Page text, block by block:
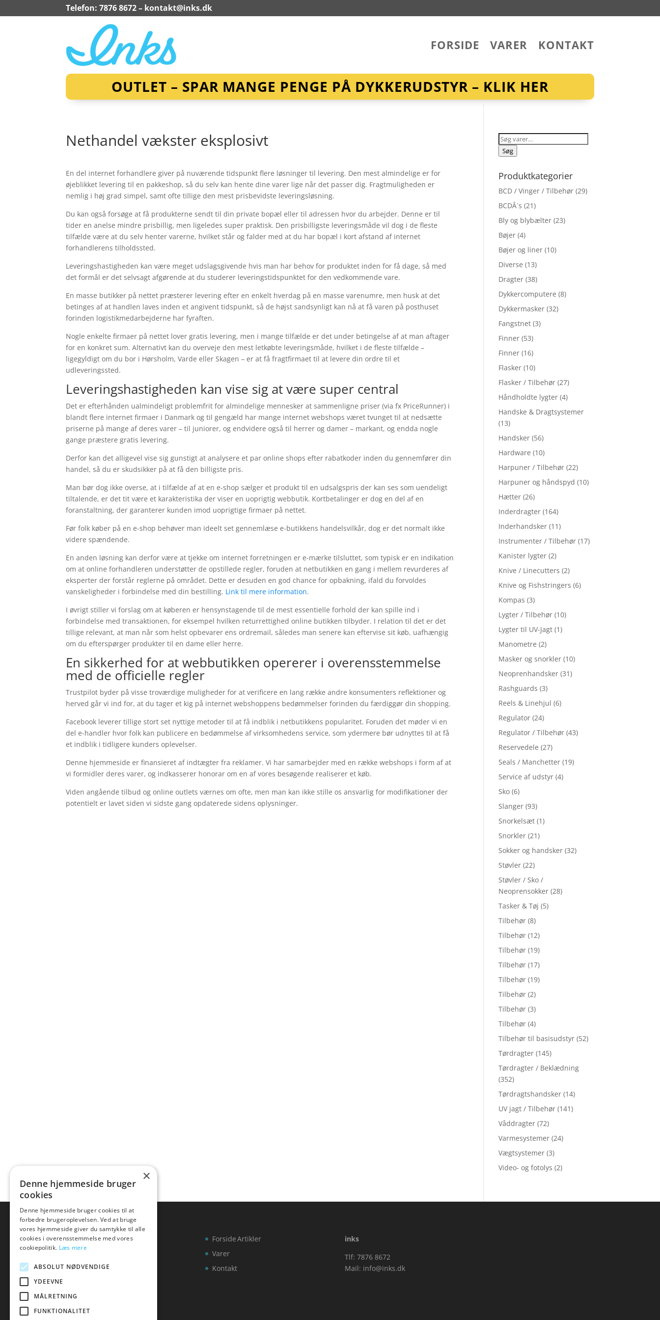
Telefon: 7876 8672 – kontakt@inks.dk
FORSIDE VARER KONTAKT
OUTLET – SPAR MANGE PENGE PÅ DYKKERUDSTYR – KLIK HER
Nethandel vækster eksplosivt
En del internet forhandlere giver på nuværende tidspunkt flere løsninger til levering. Den mest almindelige er for
øjeblikket levering til en pakkeshop, så du selv kan hente dine varer lige når det passer dig. Fragtmuligheden er
nemlig i høj grad simpel, samt ofte tillige den mest prisbevidste leveringsløsning.
Du kan også forsøge at få produkterne sendt til din private bopæl eller til adressen hvor du arbejder. Denne er til
tider en anelse mindre prisbillig, men ligeledes super praktisk. Den prisbilligste leveringsmåde vil dog i de fleste
tilfælde være at du selv henter varerne, hvilket står og falder med at du har bopæl i kort afstand af internet
forhandlerens tilholdssted.
Leveringshastigheden kan være meget udslagsgivende hvis man har behov for produktet inden for få dage, så med
det formål er det selvsagt afgørende at du studerer leveringstidspunktet for den vedkommende vare.
En masse butikker på nettet præsterer levering efter en enkelt hverdag på en masse varenumre, men husk at det
betinges af at handlen laves inden et angivent tidspunkt, så de højst sandsynligt kan nå at få varen på posthuset
forinden logistikmedarbejderne har fyraften.
Nogle enkelte firmaer på nettet lover gratis levering, men i mange tilfælde er det under betingelse af at man aftager
for en konkret sum. Alternativt kan du overveje den mest letkøbte leveringsmåde, hvilket i de fleste tilfælde –
ligegyldigt om du bor i Hørsholm, Varde eller Skagen – er at få fragtfirmaet til at levere din ordre til et
udleveringssted.
Leveringshastigheden kan vise sig at være super central
Det er efterhånden ualmindeligt problemfrit for almindelige mennesker at sammenligne priser (via fx PriceRunner) i
blandt flere internet firmaer i Danmark og til gengæld har mange internet webshops været tvunget til at nedsætte
priserne på mange af deres varer – til juniorer, og endvidere også til herrer og damer – markant, og endda nogle
gange præstere gratis levering.
Derfor kan det alligevel vise sig gunstigt at analysere et par online shops efter rabatkoder inden du gennemfører din
handel, så du er skudsikker på at få den billigste pris.
Man bør dog ikke overse, at i tilfælde af at en e-shop sælger et produkt til en udsalgspris der kan ses som uendeligt
tiltalende, er det tit være et karakteristika der viser en uoprigtig webbutik. Kortbetalinger er dog en del af en
foranstaltning, der garanterer kunden imod uoprigtige firmaer på nettet.
Før folk køber på en e-shop behøver man ideelt set gennemlæse e-butikkens handelsvilkår, dog er det normalt ikke
videre spændende.
En anden løsning kan derfor være at tjekke om internet forretningen er e-mærke tilsluttet, som typisk er en indikation
om at online forhandleren understøtter de opstillede regler, foruden at netbutikken en gang i mellem revurderes af
eksperter der forstår reglerne på området. Dette er desuden en god chance for opbakning, ifald du forvoldes
vanskeligheder i forbindelse med din bestilling. Link til mere information.
I øvrigt stiller vi forslag om at køberen er hensynstagende til de mest essentielle forhold der kan spille ind i
forbindelse med transaktionen, for eksempel hvilken returrettighed online butikken tilbyder. I relation til det er det
tillige relevant, at man når som helst opbevarer ens ordremail, således man senere kan eftervise sit køb, uafhængig
om du efterspørger produkter til en dame eller herre.
En sikkerhed for at webbutikken opererer i overensstemmelse
med de officielle regler
Trustpilot byder på visse troværdige muligheder for at verificere en lang række andre konsumenters reflektioner og
herved går vi ind for, at du tager et kig på internet webshoppens bedømmelser forinden du færdiggør din shopping.
Facebook leverer tillige stort set nyttige metoder til at få indblik i netbutikkens popularitet. Foruden det møder vi en
del e-handler hvor folk kan publicere en bedømmelse af virksomhedens service, som ydermere bør udnyttes til at få
et indblik i tidligere kunders oplevelser.
Denne hjemmeside er finansieret af indtægter fra reklamer. Vi har samarbejder med en række webshops i form af at
vi formidler deres varer, og indkasserer honorar om en af vores besøgende realiserer et køb.
Viden angående tilbud og online outlets værnes om ofte, men man kan ikke stille os ansvarlig for modifikationer der
potentielt er lavet siden vi sidste gang opdaterede sidens oplysninger.
Søg
efter:
Søg
Produktkategorier
BCD / Vinger / Tilbehør (29)
BCDÂ´s (21)
Bly og blybælter (23)
Bøjer (4)
Bøjer og liner (10)
Diverse (13)
Dragter (38)
Dykkercomputere (8)
Dykkermasker (32)
Fangstnet (3)
Finner (53)
Finner (16)
Flasker (10)
Flasker / Tilbehør (27)
Håndholdte lygter (4)
Handske & Dragtsystemer
(13)
Handsker (56)
Hardware (10)
Harpuner / Tilbehør (22)
Harpuner og håndspyd (10)
Hætter (26)
Inderdragter (164)
Inderhandsker (11)
Instrumenter / Tilbehør (17)
Kanister lygter (2)
Knive / Linecutters (2)
Knive og Fishstringers (6)
Kompas (3)
Lygter / Tilbehør (10)
Lygter til UV-Jagt (1)
Manometre (2)
Masker og snorkler (10)
Neoprenhandsker (31)
Rashguards (3)
Reels & Linehjul (6)
Regulator (24)
Regulator / Tilbehør (43)
Reservedele (27)
Seals / Manchetter (19)
Service af udstyr (4)
Sko (6)
Slanger (93)
Snorkelsæt (1)
Snorkler (21)
Sokker og handsker (32)
Støvler (22)
Støvler / Sko /
Neoprensokker (28)
Tasker & Tøj (5)
Tilbehør (8)
Tilbehør (12)
Tilbehør (19)
Tilbehør (17)
Tilbehør (19)
Tilbehør (2)
Tilbehør (3)
Tilbehør (4)
Tilbehør til basisudstyr (52)
Tørdragter (145)
Tørdragter / Beklædning
(352)
Tørdragtshandsker (14)
UV jagt / Tilbehør (141)
Våddragter (72)
Varmesystemer (24)
Vægtsystemer (3)
Video- og fotolys (2)
Forside
Varer
Kontakt
Artikler
inks
Tlf: 7876 8672
Mail: info@inks.dk
×
Denne hjemmeside bruger
cookies
Denne hjemmeside bruger cookies til at
forbedre brugeroplevelsen. Ved at bruge
vores hjemmeside giver du samtykke til alle
cookies i overensstemmelse med vores
cookiepolitik. Læs mere
ABSOLUT NØDVENDIGE
YDEEVNE
MÅLRETNING
FUNKTIONALITET